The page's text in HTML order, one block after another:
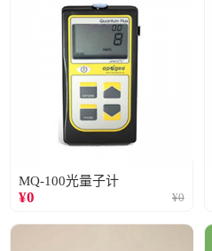
MQ-100光量子计
¥0 ¥0